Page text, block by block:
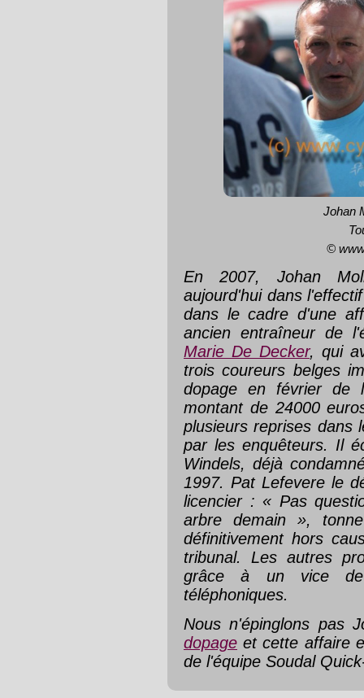
Johan
©
En 2007, Johan
aujourd'hui dans
dans le cadre d'une
ancien entraîneur de
Marie De Decker, qui
trois coureurs belges
dopage en février de
montant de 24000
plusieurs reprises dans
par les enquêteurs. Il
Windels, déjà
1997. Pat Lefevere le
licencier : « Pas
arbre demain »,
définitivement hors
tribunal. Les autres
grâce à un vice de
téléphoniques.
Nous n'épinglons pas
dopage et cette affaire
de l'équipe Soudal